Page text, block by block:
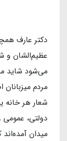
دکتر عارف
عظیم‌الشان و
می‌شود شاید
مردم
شعار هر خانه
دولتی، عمومی
میدان